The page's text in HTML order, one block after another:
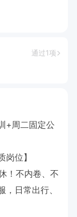
通过1项
+周二固定公
质岗位】​
！不内卷、不
日常出行、